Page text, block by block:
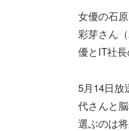
女優の石
彩芽さん
優とIT社長
5月14日放
代さんと
選ぶのは